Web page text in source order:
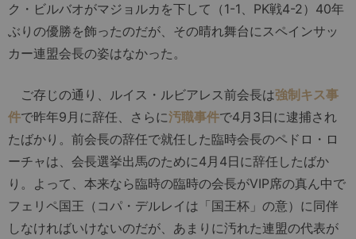
ク・ビルバオがマジョルカを下して（1-1、PK戦4-2）40年
ぶりの優勝を飾ったのだが、その晴れ舞台にスペインサッ
カー連盟会長の姿はなかった。
ご存じの通り、ルイス・ルビアレス前会長は強制キス事
件で昨年9月に辞任、さらに汚職事件で4月3日に逮捕され
たばかり。前会長の辞任で就任した臨時会長のペドロ・ロ
ーチャは、会長選挙出馬のために4月4日に辞任したばか
り。よって、本来なら臨時の臨時の会長がVIP席の真ん中で
フェリペ国王（コパ・デルレイは「国王杯」の意）に同伴
しなければいけないのだが、あまりに汚れた連盟の代表が